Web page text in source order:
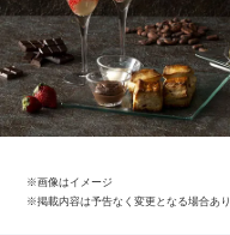
※画像はイメージ
※掲載内容は予告なく変更となる場合あり